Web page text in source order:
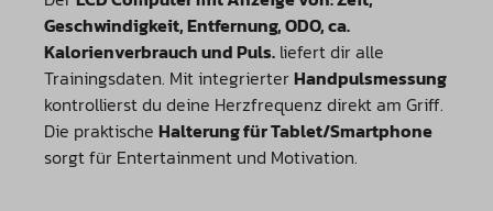
Geschwindigkeit, Entfernung, ODO, ca.
Kalorienverbrauch und Puls. liefert dir alle
Trainingsdaten. Mit integrierterHandpulsmessung
kontrollierst du deine Herzfrequenz direkt am Griff.
Die praktische Halterung für Tablet/Smartphone
sorgt für Entertainment und Motivation.